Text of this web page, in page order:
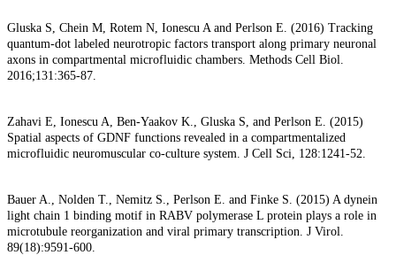
Gluska S, Chein M, Rotem N, Ionescu A and Perlson E. (2016) Tracking
quantum-dot labeled neurotropic factors transport along primary neuronal
axons in compartmental microfluidic chambers. Methods Cell Biol.
2016;131:365-87.
Zahavi E, Ionescu A, Ben-Yaakov K., Gluska S, and Perlson E. (2015)
Spatial aspects of GDNF functions revealed in a compartmentalized
microfluidic neuromuscular co-culture system. J Cell Sci, 128:1241-52.
Bauer A., Nolden T., Nemitz S., Perlson E. and Finke S. (2015) A dynein
light chain 1 binding motif in RABV polymerase L protein plays a role in
microtubule reorganization and viral primary transcription. J Virol.
89(18):9591-600.